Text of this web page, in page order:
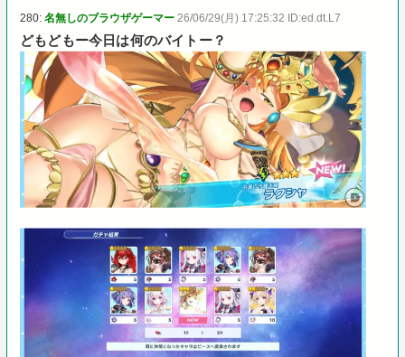
280:名無しのブラウザゲーマー 26/06/29(月) 17:25:32 ID:ed.dt.L7
どもどもー今日は何のバイトー？